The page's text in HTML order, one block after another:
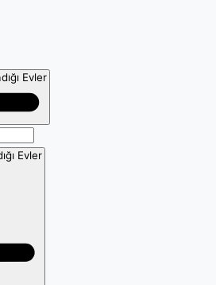
Evler
Evler